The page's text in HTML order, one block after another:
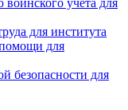
учёта для
для института
для
безопасности для